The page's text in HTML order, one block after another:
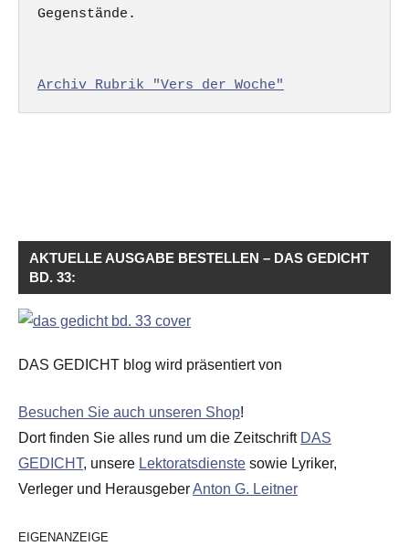
Gegenstände.
Archiv Rubrik "Vers der Woche"
AKTUELLE AUSGABE BESTELLEN – DAS GEDICHT
BD. 33:
DAS GEDICHT blog wird präsentiert von
Besuchen Sie auch unseren Shop!
Dort finden Sie alles rund um die Zeitschrift DAS
GEDICHT, unsere Lektoratsdienste sowie Lyriker,
Verleger und HerausgeberAnton G. Leitner
EIGENANZEIGE